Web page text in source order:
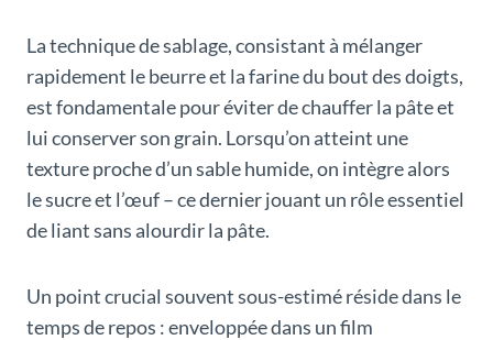
La technique de sablage, consistant à mélanger
rapidement le beurre et la farine du bout des doigts,
est fondamentale pour éviter de chauffer la pâte et
lui conserver son grain. Lorsqu’on atteint une
texture proche d’un sable humide, on intègre alors
le sucre et l’œuf – ce dernier jouant un rôle essentiel
de liant sans alourdir la pâte.
Un point crucial souvent sous-estimé réside dans le
temps de repos : enveloppée dans un film